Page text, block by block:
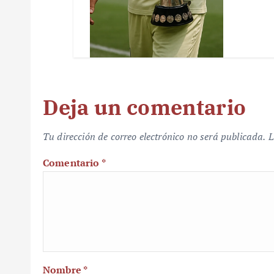
Deja un comentario
Tu dirección de correo electrónico no será publicada.
Comentario *
Nombre *